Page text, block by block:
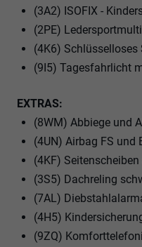
(3A2) ISOFIX -
(2PE)
(4K6) Schlüsselloses
(9I5) Tagesfahrlicht
EXTRAS:
(8WM) Abbiege und
(4UN) Airbag FS und
(4KF)
(3S5) Dachreling
(7AL)
(4H5)
(9ZQ)